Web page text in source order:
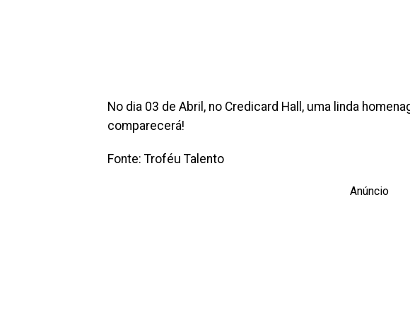
No dia 03 de Abril, no Credicard Hall, uma linda
comparecerá!
Fonte: Troféu Talento
Anúncio